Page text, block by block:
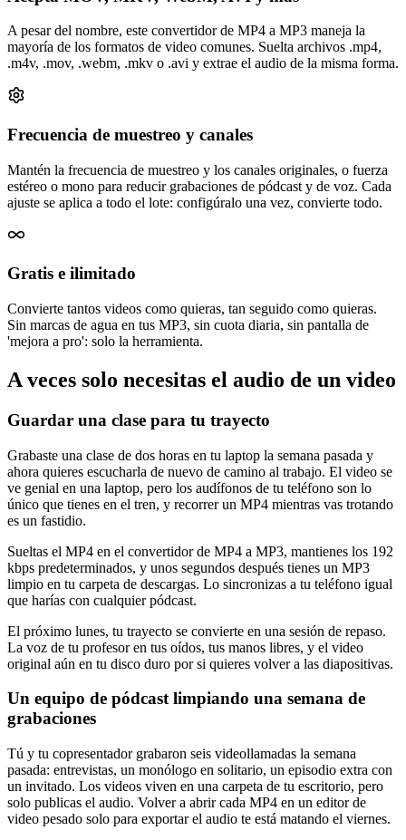
A pesar del nombre, este convertidor de MP4 a MP3 maneja la
mayoría de los formatos de video comunes. Suelta archivos .mp4,
.m4v, .mov, .webm, .mkv o .avi y extrae el audio de la misma forma.
Frecuencia de muestreo y canales
Mantén la frecuencia de muestreo y los canales originales, o fuerza
estéreo o mono para reducir grabaciones de pódcast y de voz. Cada
ajuste se aplica a todo el lote: configúralo una vez, convierte todo.
Gratis e ilimitado
Convierte tantos videos como quieras, tan seguido como quieras.
Sin marcas de agua en tus MP3, sin cuota diaria, sin pantalla de
'mejora a pro': solo la herramienta.
A veces solo necesitas el audio de un video
Guardar una clase para tu trayecto
Grabaste una clase de dos horas en tu laptop la semana pasada y
ahora quieres escucharla de nuevo de camino al trabajo. El video se
ve genial en una laptop, pero los audífonos de tu teléfono son lo
único que tienes en el tren, y recorrer un MP4 mientras vas trotando
es un fastidio.
Sueltas el MP4 en el convertidor de MP4 a MP3, mantienes los 192
kbps predeterminados, y unos segundos después tienes un MP3
limpio en tu carpeta de descargas. Lo sincronizas a tu teléfono igual
que harías con cualquier pódcast.
El próximo lunes, tu trayecto se convierte en una sesión de repaso.
La voz de tu profesor en tus oídos, tus manos libres, y el video
original aún en tu disco duro por si quieres volver a las diapositivas.
Un equipo de pódcast limpiando una semana de
grabaciones
Tú y tu copresentador grabaron seis videollamadas la semana
pasada: entrevistas, un monólogo en solitario, un episodio extra con
un invitado. Los videos viven en una carpeta de tu escritorio, pero
solo publicas el audio. Volver a abrir cada MP4 en un editor de
video pesado solo para exportar el audio te está matando el viernes.